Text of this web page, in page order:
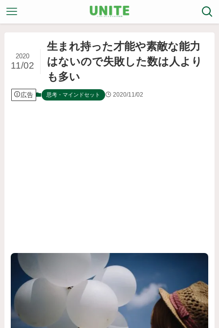
生まれ持った才能や素敵な能力
はないので失敗した数は人より
も多い
2020
11/02
広告 思考・マインドセット 2020/11/02